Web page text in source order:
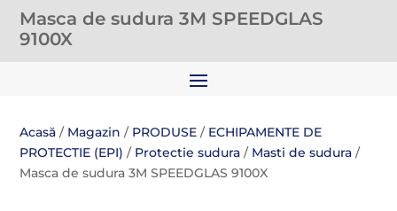
Masca de sudura 3M SPEEDGLAS
9100X
Acasă / Magazin / PRODUSE / ECHIPAMENTE DE
PROTECTIE (EPI) / Protectie sudura / Masti de sudura /
Masca de sudura 3M SPEEDGLAS 9100X